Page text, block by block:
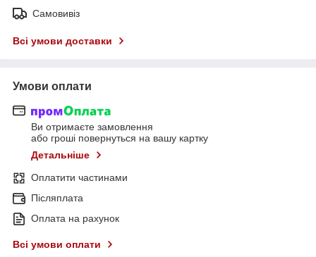
Самовивіз
Всі умови доставки
Умови оплати
Ви отримаєте замовлення
або гроші повернуться на вашу картку
Детальніше
Оплатити частинами
Післяплата
Оплата на рахунок
Всі умови оплати